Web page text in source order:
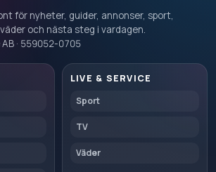
för nyheter, guider, annonser, sport,
och nästa steg i vardagen.
· 559052-0705
LIVE & SERVICE
Sport
TV
Väder